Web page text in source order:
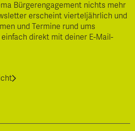
Bürgerengagement nichts mehr
erscheint vierteljährlich und
und Termine rund ums
direkt mit deiner E-Mail-